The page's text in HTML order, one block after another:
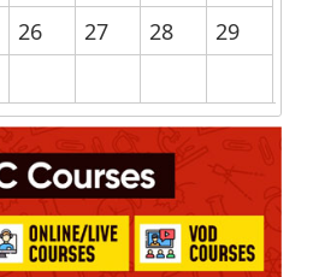
26 27 28
29